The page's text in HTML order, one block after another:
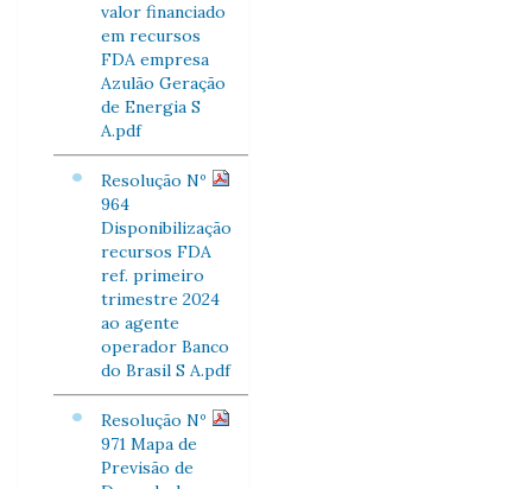
valor financiado
em recursos
FDA empresa
Azulão Geração
de Energia S
A.pdf
Resolução Nº
964
Disponibilização
recursos FDA
ref. primeiro
trimestre 2024
ao agente
operador Banco
do Brasil S A.pdf
Resolução Nº
971 Mapa de
Previsão de